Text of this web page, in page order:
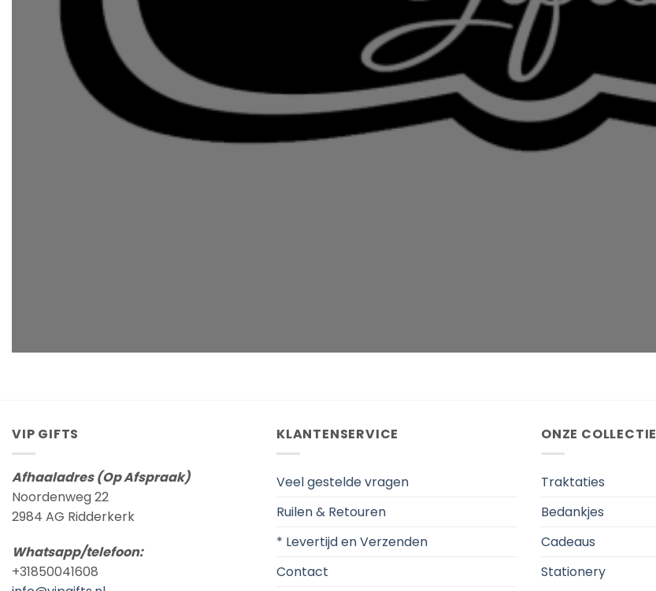
VIP GIFTS
Afhaaladres (Op Afspraak)
Noordenweg 22
2984 AG Ridderkerk
Whatsapp/telefoon:
+31850041608
KLANTENSERVICE
Veel gestelde vragen
Ruilen & Retouren
* Levertijd en Verzenden
Contact
ONZE COLLECTIE
Traktaties
Bedankjes
Cadeaus
Stationery